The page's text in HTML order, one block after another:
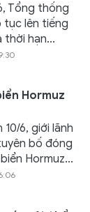
Tổng thống
tục lên tiếng
thời hạn...
Hormuz
6, giới lãnh
bố đóng
Hormuz...